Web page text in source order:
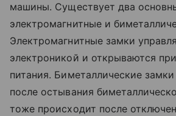
машины. Существует два
электромагнитные и
Электромагнитные замки
электроникой и открываются
питания. Биметаллические
после остывания
тоже происходит после